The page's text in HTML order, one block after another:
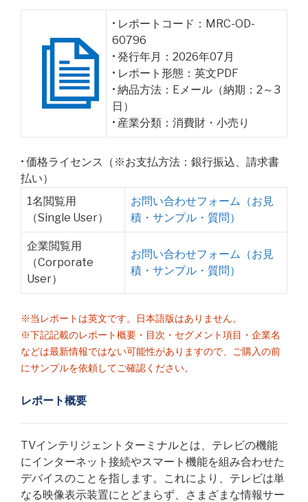
• レポートコード：MRC-OD-
60796
• 発行年月：2026年07月
• レポート形態：英文PDF
• 納品方法：Eメール（納期：2～3
日）
• 産業分類：消費財・小売り
• 価格ライセンス（※お支払方法：銀行振込、請求書
払い）
1名閲覧用
（Single User）
お問い合わせフォーム（お見
積・サンプル・質問）
企業閲覧用
（Corporate
User）
お問い合わせフォーム（お見
積・サンプル・質問）
※当レポートは英文です。日本語版はありません。
※下記記載のレポート概要・目次・セグメント項目・企業名
などは最新情報ではない可能性がありますので、ご購入の前
にサンプルを依頼してご確認ください。
レポート概要
TVインテリジェントターミナルとは、テレビの機能
にインターネット接続やスマート機能を組み合わせた
デバイスのことを指します。これにより、テレビは単
なる映像表示装置にとどまらず、さまざまな情報サー